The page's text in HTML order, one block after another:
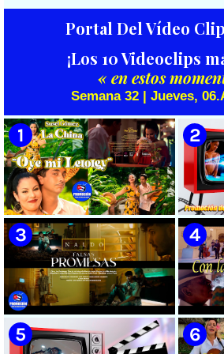
Portal Del Vídeo
¡Los 10 Videoclips
« en estos
Semana 32 | Jueves,
🟡 Susel Gómez (La China) ||
¨Oye Mi Leloley¨ || Director:
Onelio Jesús Larralde González
|| Música popular bailable
cubana || Videoclip || CUBA
🟡
||